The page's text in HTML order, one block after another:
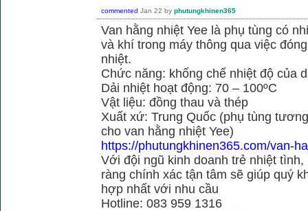
commented Jan 22 by phutungkhinen365
Van hằng nhiệt Yee là phụ tùng có
và khí trong máy thông qua việc
nhiệt.
Chức năng: khống chế nhiệt độ của
Dải nhiệt hoạt động: 70 – 100ºC
Vật liệu: đồng thau và thép
Xuất xứ: Trung Quốc (phụ tùng
cho van hằng nhiệt Yee)
https://phutungkhinen365.com/van-
Với đội ngũ kinh doanh trẻ nhiệt
ràng chính xác tận tâm sẽ giúp quý
hợp nhất với nhu cầu
Hotline: 083 959 1316